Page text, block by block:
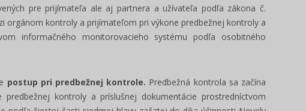
pre prijímateľa ale aj partnera a užívateľa podľa zákona č.
orgánom kontroly a prijímateľom pri výkone predbežnej kontroly a
informačného monitorovacieho systému podľa osobitného
postup pri predbežnej kontrole. Predbežná kontrola sa začína
kontroly a príslušnej dokumentácie prostredníctvom